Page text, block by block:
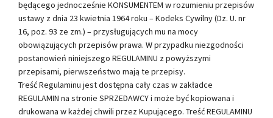
będącego jednocześnie KONSUMENTEM w rozumieniu przepisów
ustawy z dnia 23 kwietnia 1964 roku – Kodeks Cywilny (Dz. U. nr
16, poz. 93 ze zm.) – przysługujących mu na mocy
obowiązujących przepisów prawa. W przypadku niezgodności
postanowień niniejszego REGULAMINU z powyższymi
przepisami, pierwszeństwo mają te przepisy.
Treść Regulaminu jest dostępna cały czas w zakładce
REGULAMIN na stronie SPRZEDAWCY i może być kopiowana i
drukowana w każdej chwili przez Kupującego. Treść REGULAMINU